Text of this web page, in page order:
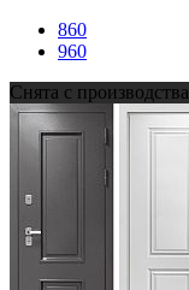
860
960
Снята с производства